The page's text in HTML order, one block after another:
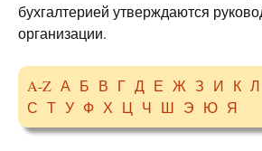
бухгалтерией утверждаются
организации.
A-Z А Б В Г Д Е Ж З И К Л
С Т У Ф Х Ц Ч Ш Э Ю Я